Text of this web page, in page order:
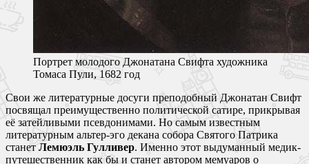
Портрет молодого Джонатана Свифта художника
Томаса Пули, 1682 год
Свои же литературные досуги преподобный Джонатан Свифт
посвящал преимущественно политической сатире, прикрывая
её затейливыми псевдонимами. Но самым известным
литературным альтер-эго декана собора Святого Патрика
станет Лемюэль Гулливер. Именно этот выдуманный медик-
путешественник как бы и станет автором мемуаров о